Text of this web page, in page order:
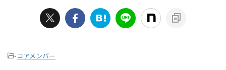
-コアメンバー